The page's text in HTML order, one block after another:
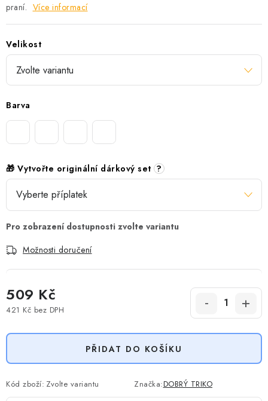
praní. Více informací
Velikost
Barva
🎁 Vytvořte originální dárkový set ?
Možnosti doručení
509 Kč
421 Kč bez DPH
PŘIDAT DO KOŠÍKU
Kód zboží: Zvolte variantu Značka:DOBRÝ TRIKO